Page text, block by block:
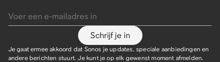
€ 898,00 € 998,00
€ 1.168,00 € 1.298,00
Era 100 + Sonos Play
Schrijf je in
Je gaat ermee akkoord dat Sonos je updates, speciale aanbiedingen en
andere berichten stuurt. Je kunt je op elk gewenst moment afmelden.